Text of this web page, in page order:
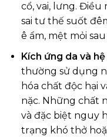
cổ, vai, lưng. Điều
sai tư thế suốt
ê ẩm, mệt mỏi
Kích ứng da và
thường sử dụng
hóa chất độc hại
nặc. Những chất
và đặc biệt nguy
trạng khó thở